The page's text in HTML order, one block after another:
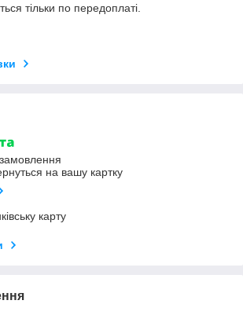
тільки по передоплаті.
на вашу картку
карту